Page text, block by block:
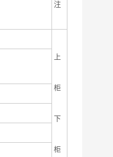
注
上
柜
下
柜